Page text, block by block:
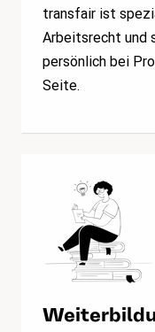
transfair ist
Arbeitsrecht und
persönlich bei
Seite.